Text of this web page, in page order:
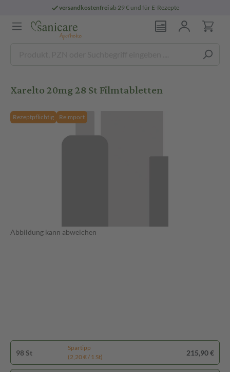
versandkostenfreiab 29 € und für E-Rezepte
Xarelto 20mg 28 St Filmtabletten
Rezeptpflichtig Reimport
Abbildung kann abweichen
98 St
Spartipp
(2,20 € / 1 St)
215,90 €